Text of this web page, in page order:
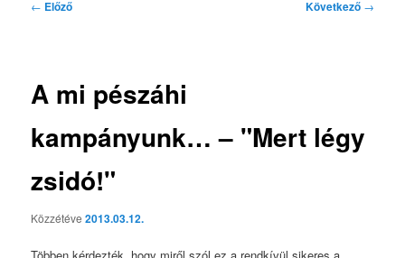
Bejegyzés
← Előző Következő →
A mi pészáhi
kampányunk… – "Mert légy
zsidó!"
Közzétéve2013.03.12.